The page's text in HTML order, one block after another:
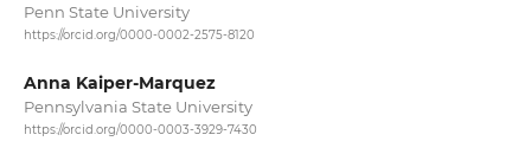
Penn State University
https://orcid.org/0000-0002-2575-8120
Anna Kaiper-Marquez
Pennsylvania State University
https://orcid.org/0000-0003-3929-7430